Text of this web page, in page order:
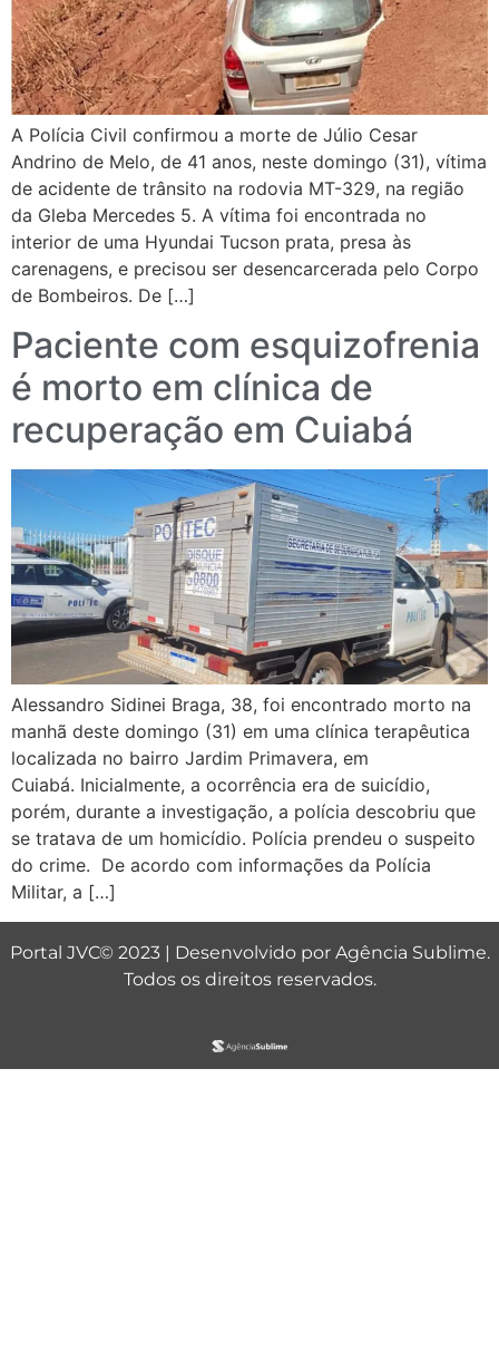
A Polícia Civil confirmou a morte de Júlio Cesar
Andrino de Melo, de 41 anos, neste domingo (31), vítima
de acidente de trânsito na rodovia MT-329, na região
da Gleba Mercedes 5. A vítima foi encontrada no
interior de uma Hyundai Tucson prata, presa às
carenagens, e precisou ser desencarcerada pelo Corpo
de Bombeiros. De […]
Paciente com esquizofrenia
é morto em clínica de
recuperação em Cuiabá
Alessandro Sidinei Braga, 38, foi encontrado morto na
manhã deste domingo (31) em uma clínica terapêutica
localizada no bairro Jardim Primavera, em
Cuiabá. Inicialmente, a ocorrência era de suicídio,
porém, durante a investigação, a polícia descobriu que
se tratava de um homicídio. Polícia prendeu o suspeito
do crime. De acordo com informações da Polícia
Militar, a […]
Portal JVC© 2023 | Desenvolvido por Agência Sublime.
Todos os direitos reservados.